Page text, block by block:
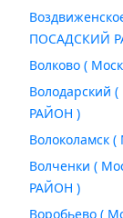
ПОСАДСКИЙ
Волково (
Володарский
РАЙОН )
Волоколамск (
Волченки (
РАЙОН )
Воробьево (